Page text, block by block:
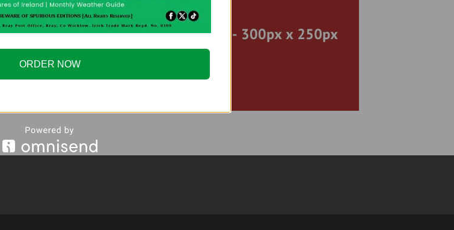
Event 1
Lorem ipsum dolor sit amet,
consectetur adipiscing elit,
sed do eiusmod tempor
exercitation ullamco.
ORDER NOW